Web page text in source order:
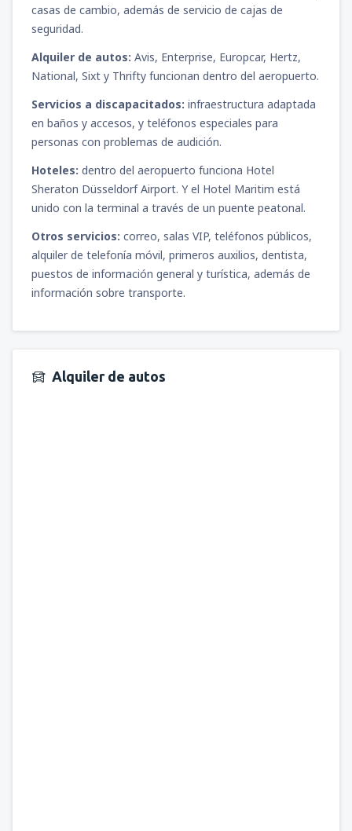
casas de cambio, además de servicio de cajas de
seguridad.
Alquiler de autos: Avis, Enterprise, Europcar, Hertz,
National, Sixt y Thrifty funcionan dentro del aeropuerto.
Servicios a discapacitados: infraestructura adaptada
en baños y accesos, y teléfonos especiales para
personas con problemas de audición.
Hoteles: dentro del aeropuerto funciona Hotel
Sheraton Düsseldorf Airport. Y el Hotel Maritim está
unido con la terminal a través de un puente peatonal.
Otros servicios: correo, salas VIP, teléfonos públicos,
alquiler de telefonía móvil, primeros auxilios, dentista,
puestos de información general y turística, además de
información sobre transporte.
Alquiler de autos